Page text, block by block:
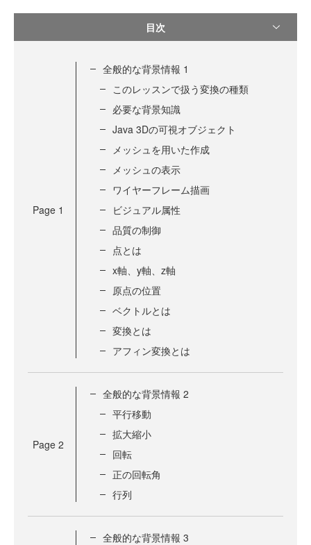
目次
Page 1
全般的な背景情報 1
このレッスンで扱う変換の種類
必要な背景知識
Java 3Dの可視オブジェクト
メッシュを用いた作成
メッシュの表示
ワイヤーフレーム描画
ビジュアル属性
品質の制御
点とは
x軸、y軸、z軸
原点の位置
ベクトルとは
変換とは
アフィン変換とは
Page 2
全般的な背景情報 2
平行移動
拡大縮小
回転
正の回転角
行列
全般的な背景情報 3